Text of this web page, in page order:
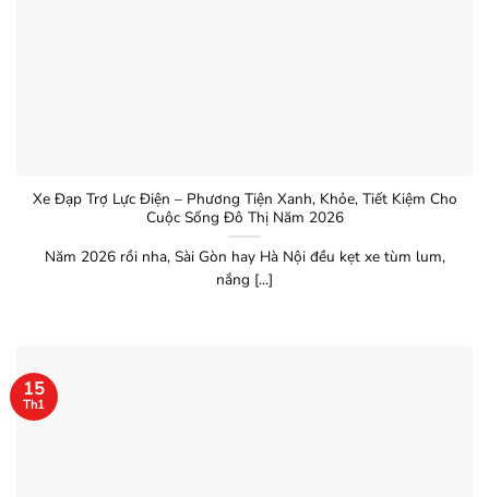
Xe Đạp Trợ Lực Điện – Phương Tiện Xanh, Khỏe, Tiết Kiệm Cho
Cuộc Sống Đô Thị Năm 2026
Năm 2026 rồi nha, Sài Gòn hay Hà Nội đều kẹt xe tùm lum,
nắng [...]
15
Th1